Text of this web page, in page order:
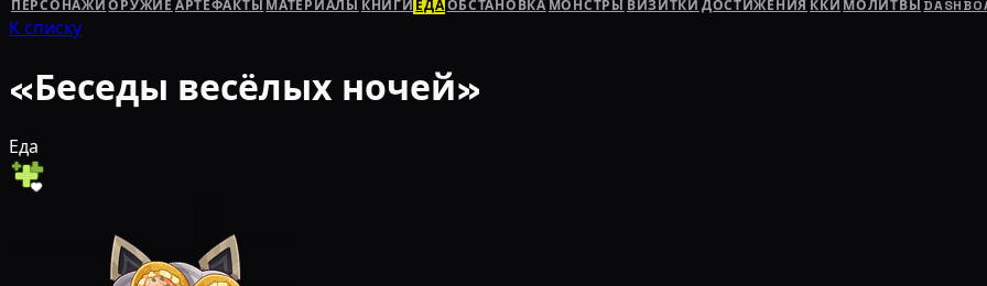
ПЕРСОНАЖИ ОРУЖИЕ АРТЕФАКТЫ МАТЕРИАЛЫ КНИГИ ЕДАОБСТАНОВКА МОНСТРЫ ВИЗИТКИ ДОСТИЖЕНИЯ ККИ МОЛИТВЫ
К списку
«Беседы весёлых ночей»
Еда